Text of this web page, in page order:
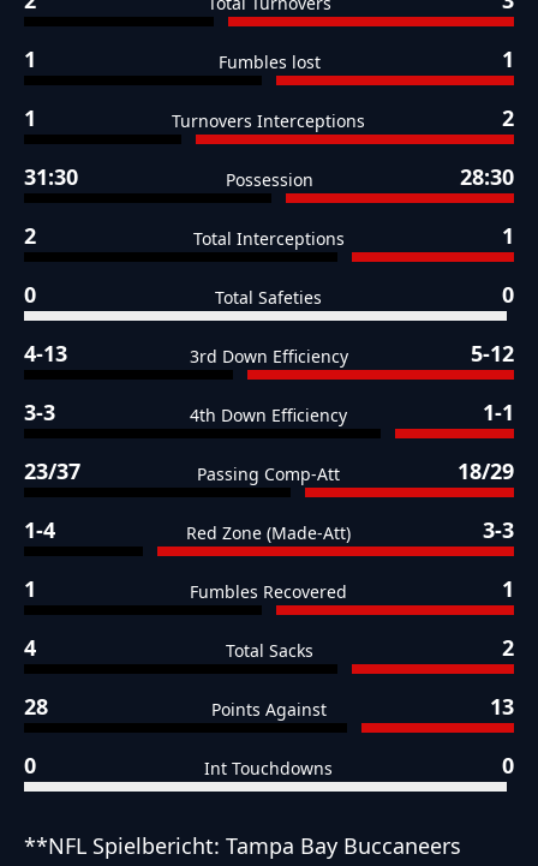
1 Fumbles lost 1
1 Turnovers Interceptions 2
31:30 Possession 28:30
2 Total Interceptions 1
0 Total Safeties 0
4-13 3rd Down Efficiency 5-12
3-3 4th Down Efficiency 1-1
23/37 Passing Comp-Att 18/29
1-4 Red Zone (Made-Att) 3-3
1 Fumbles Recovered 1
4 Total Sacks 2
28 Points Against 13
0 Int Touchdowns 0
**NFL Spielbericht: Tampa Bay Buccaneers